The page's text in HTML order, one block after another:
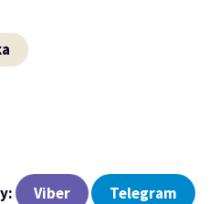
Viber Telegram